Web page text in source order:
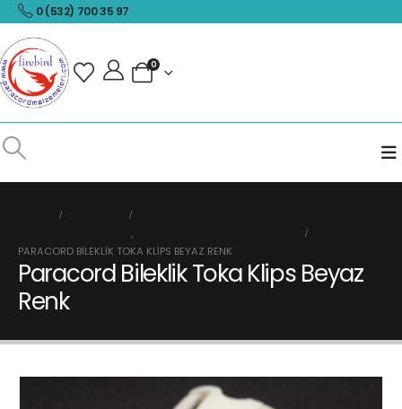
0 (532) 700 35 97
0
,
PARACORD BILEKLIK TOKA KLIPS BEYAZ RENK
Paracord Bileklik Toka Klips Beyaz
Renk